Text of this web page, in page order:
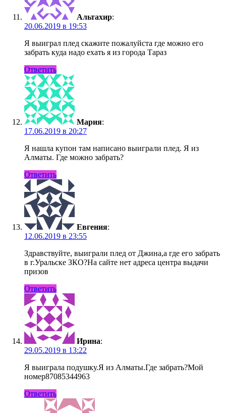
Альтахир:
20.06.2019 в 19:53
Я выиграл плед скажите пожалуйста где можно его
забрать куда надо ехать я из города Тараз
Ответить
Мария:
17.06.2019 в 20:27
Я нашла купон там написано выиграли плед. Я из
Алматы. Где можно забрать?
Ответить
Евгения:
12.06.2019 в 23:55
Здравствуйте, выиграли плед от Джина,а где его забрать
в г.Уральске ЗКО?На сайте нет адреса центра выдачи
призов
Ответить
Ирина:
29.05.2019 в 13:22
Я выиграла подушку.Я из Алматы.Где забрать?Мой
номер87085344963
Ответить